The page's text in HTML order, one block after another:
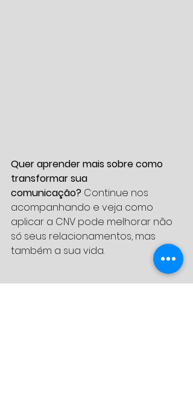
Quer aprender mais sobre como
transformar sua
comunicação? Continue nos
acompanhando e veja como
aplicar a CNV pode melhorar não
só seus relacionamentos, mas
também a sua vida.